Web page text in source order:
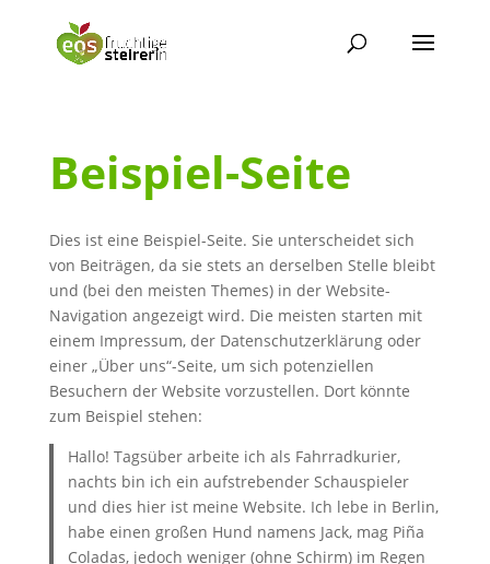
Beispiel-Seite
Dies ist eine Beispiel-Seite. Sie unterscheidet sich
von Beiträgen, da sie stets an derselben Stelle bleibt
und (bei den meisten Themes) in der Website-
Navigation angezeigt wird. Die meisten starten mit
einem Impressum, der Datenschutzerklärung oder
einer „Über uns“-Seite, um sich potenziellen
Besuchern der Website vorzustellen. Dort könnte
zum Beispiel stehen:
Hallo! Tagsüber arbeite ich als Fahrradkurier,
nachts bin ich ein aufstrebender Schauspieler
und dies hier ist meine Website. Ich lebe in Berlin,
habe einen großen Hund namens Jack, mag Piña
Coladas, jedoch weniger (ohne Schirm) im Regen